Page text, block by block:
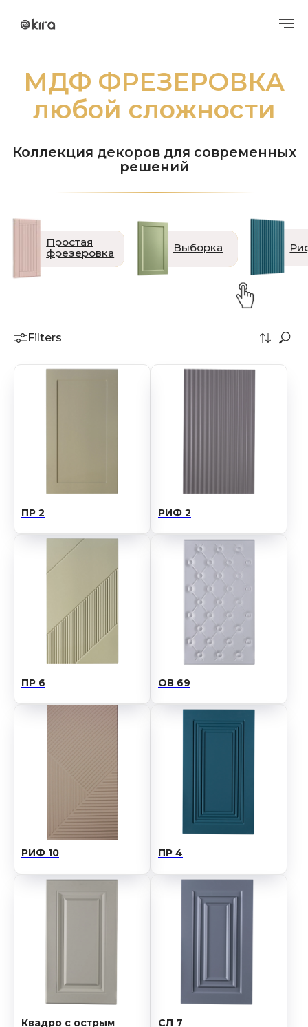
Коллекция декоров для современных
решений
любой сложности
Filters
ПР 2 РИФ 2
ПР 6 ОВ 69
РИФ 10 ПР 4
Квадро с острым СЛ 7